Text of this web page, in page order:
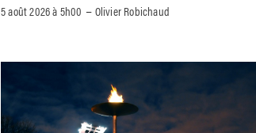
5 août 2026 à 5h00 –Olivier Robichaud